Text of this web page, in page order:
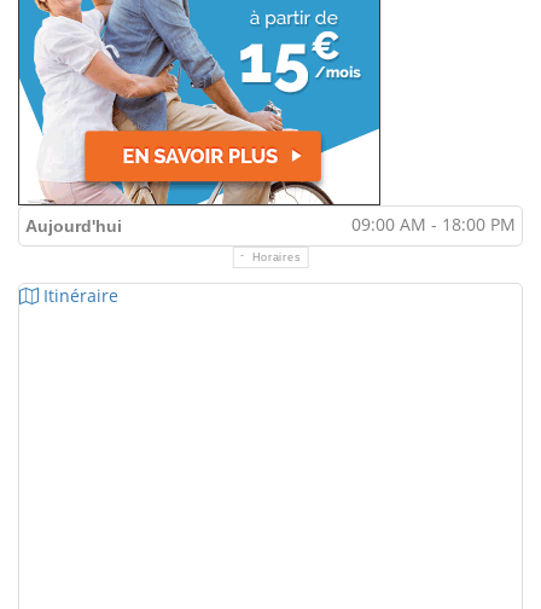
Aujourd'hui 09:00 AM - 18:00 PM
Horaires
Itinéraire